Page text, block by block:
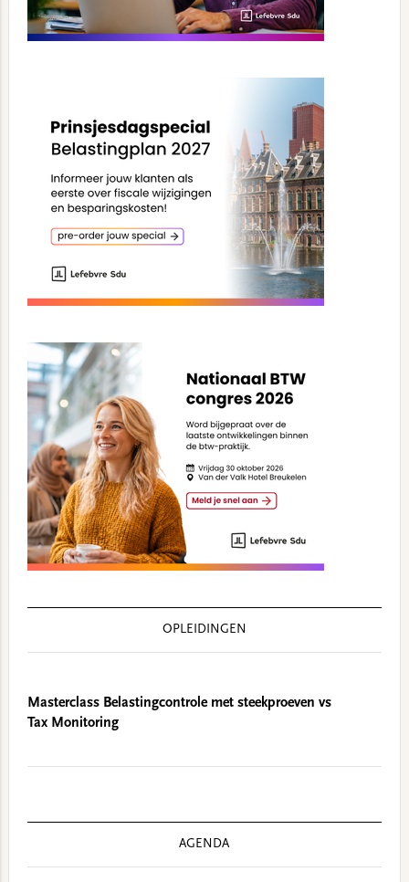
OPLEIDINGEN
Masterclass Belastingcontrole met steekproeven vs
Tax Monitoring
AGENDA